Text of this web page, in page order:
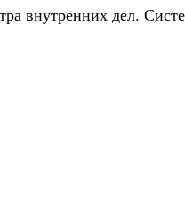
внутренних дел.